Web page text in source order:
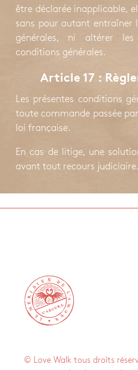
être déclarée inapplicable,
sans pour autant entraîner
générales, ni altérer les
conditions générales.
Article 17 :
Les présentes conditions
toute commande passée
loi française.
En cas de litige, une
avant tout recours judiciaire.

© Love Walk tous droits